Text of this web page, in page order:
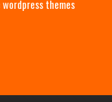
themes